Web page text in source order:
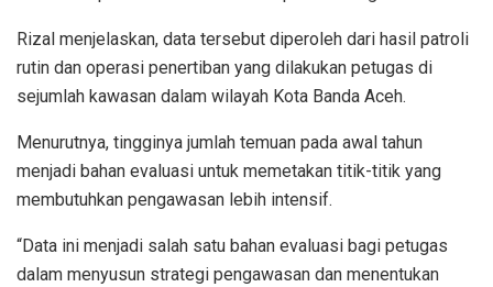
Rizal menjelaskan, data tersebut diperoleh dari hasil patroli
rutin dan operasi penertiban yang dilakukan petugas di
sejumlah kawasan dalam wilayah Kota Banda Aceh.
Menurutnya, tingginya jumlah temuan pada awal tahun
menjadi bahan evaluasi untuk memetakan titik-titik yang
membutuhkan pengawasan lebih intensif.
“Data ini menjadi salah satu bahan evaluasi bagi petugas
dalam menyusun strategi pengawasan dan menentukan